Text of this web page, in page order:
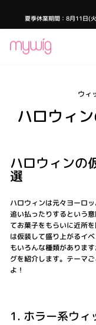
テ
夏季休業期間：8月11日(
ウィ
ハロウィ
ハロウィンの
選
ハロウィンは元々ヨーロ
追い払ったりするという
てお菓子をもらいに近所
は仮装して盛り上がるイ
もいろんな種類がありま
グを紹介します。テーマ
よ！
1. ホラー系ウィ